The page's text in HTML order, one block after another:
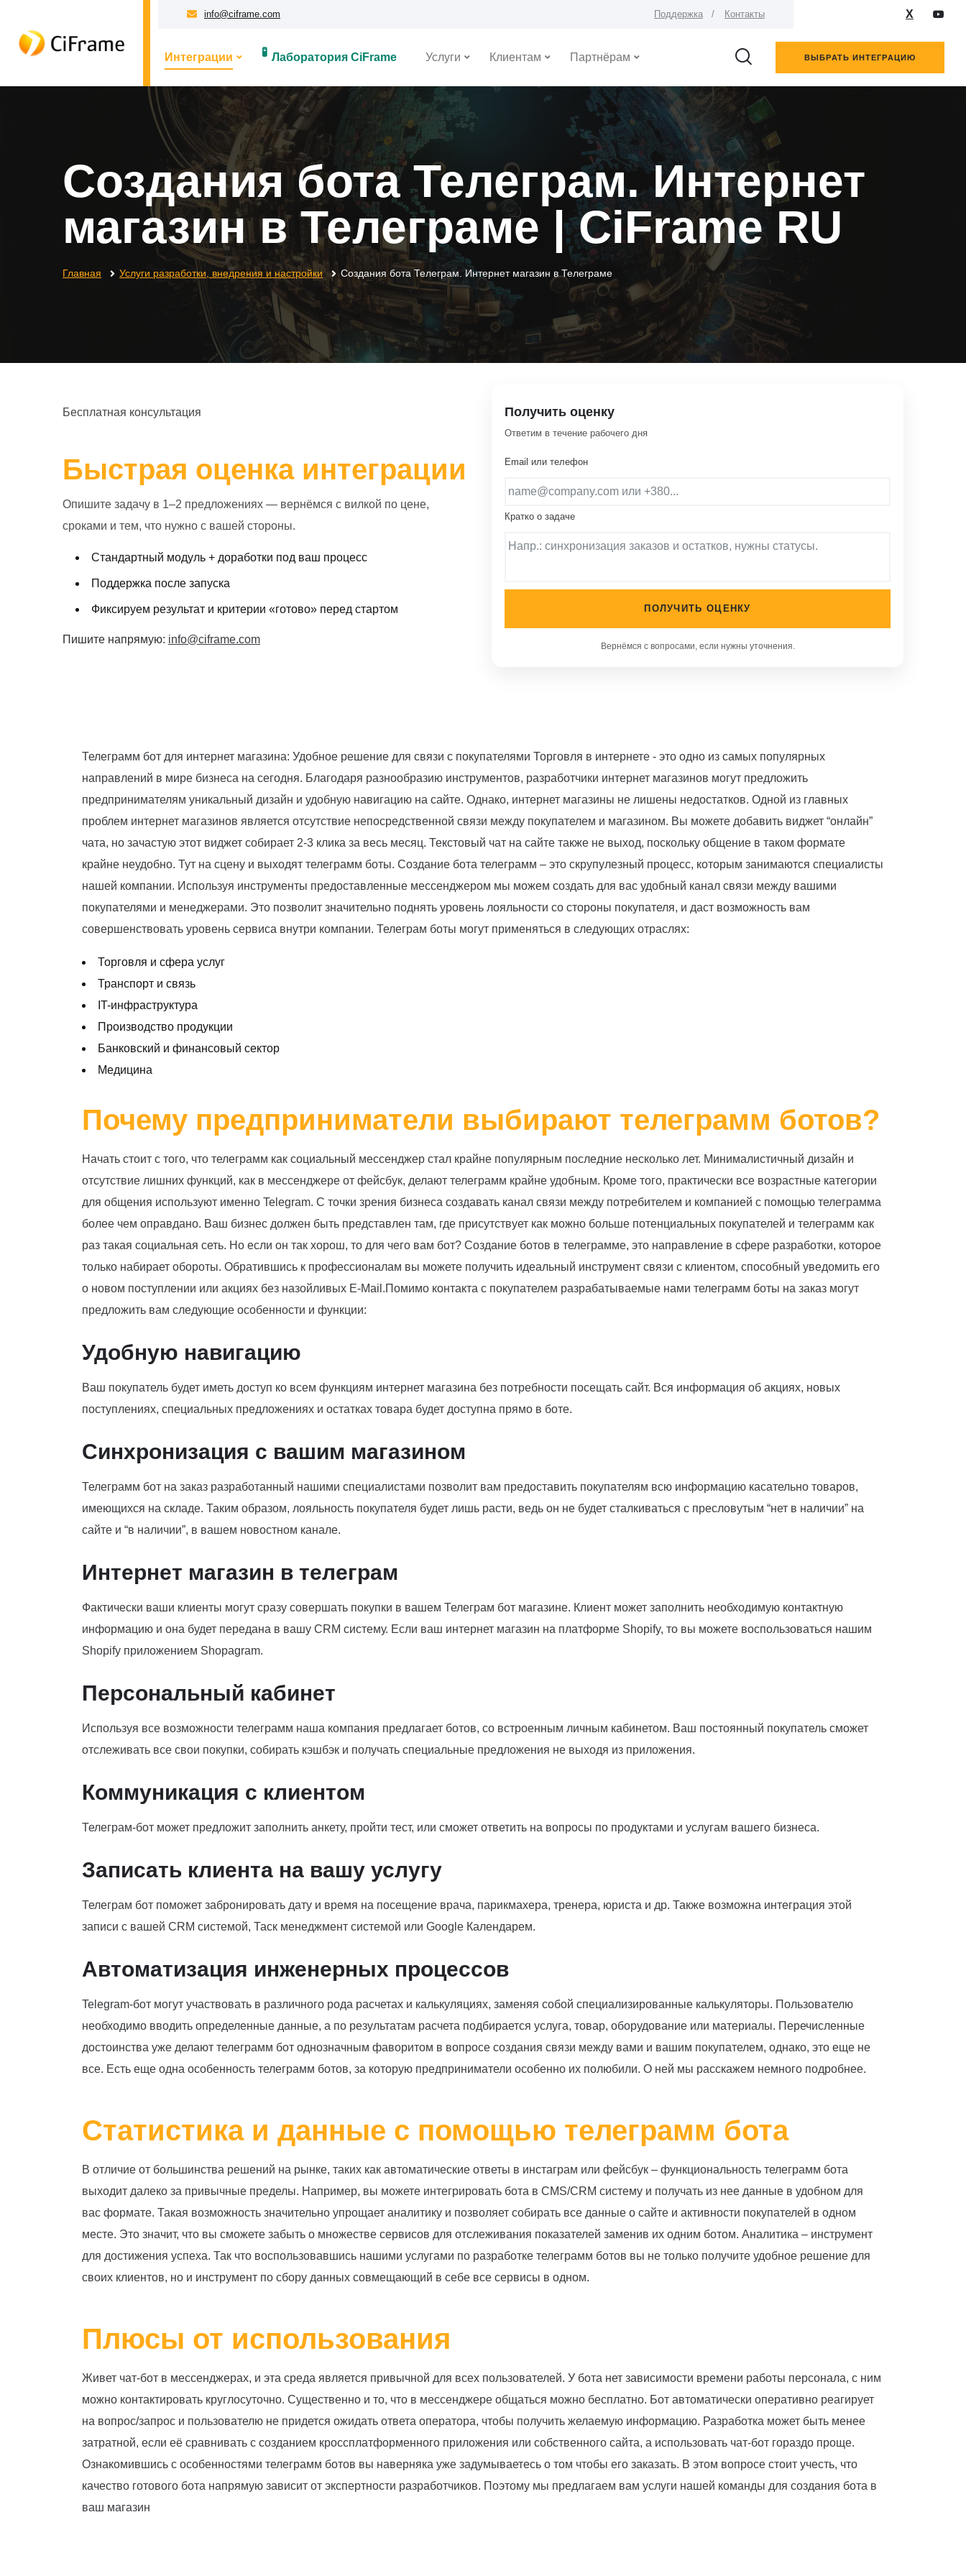
info@ciframe.com Поддержка Контакты X
Интеграции 🧪 Лаборатория CiFrame Услуги Клиентам Партнёрам ВЫБРАТЬ ИНТЕГРАЦИЮ
Создания бота Телеграм. Интернет
магазин в Телеграме | CiFrame RU
Главная Услуги разработки, внедрения и настройки Создания бота Телеграм. Интернет магазин в Телеграме
Бесплатная консультация
Быстрая оценка интеграции
Опишите задачу в 1–2 предложениях — вернёмся с вилкой по цене,
сроками и тем, что нужно с вашей стороны.
Стандартный модуль + доработки под ваш процесс
Поддержка после запуска
Фиксируем результат и критерии «готово» перед стартом
Пишите напрямую: info@ciframe.com
Получить оценку
Ответим в течение рабочего дня
Email или телефон
Кратко о задаче
ПОЛУЧИТЬ ОЦЕНКУ
Вернёмся с вопросами, если нужны уточнения.
Телеграмм бот для интернет магазина: Удобное решение для связи с покупателями Торговля в интернете - это одно из самых популярных
направлений в мире бизнеса на сегодня. Благодаря разнообразию инструментов, разработчики интернет магазинов могут предложить
предпринимателям уникальный дизайн и удобную навигацию на сайте. Однако, интернет магазины не лишены недостатков. Одной из главных
проблем интернет магазинов является отсутствие непосредственной связи между покупателем и магазином. Вы можете добавить виджет “онлайн”
чата, но зачастую этот виджет собирает 2-3 клика за весь месяц. Текстовый чат на сайте также не выход, поскольку общение в таком формате
крайне неудобно. Тут на сцену и выходят телеграмм боты. Создание бота телеграмм – это скрупулезный процесс, которым занимаются специалисты
нашей компании. Используя инструменты предоставленные мессенджером мы можем создать для вас удобный канал связи между вашими
покупателями и менеджерами. Это позволит значительно поднять уровень лояльности со стороны покупателя, и даст возможность вам
совершенствовать уровень сервиса внутри компании. Телеграм боты могут применяться в следующих отраслях:
Торговля и сфера услуг
Транспорт и связь
IT-инфраструктура
Производство продукции
Банковский и финансовый сектор
Медицина
Почему предприниматели выбирают телеграмм ботов?
Начать стоит с того, что телеграмм как социальный мессенджер стал крайне популярным последние несколько лет. Минималистичный дизайн и
отсутствие лишних функций, как в мессенджере от фейсбук, делают телеграмм крайне удобным. Кроме того, практически все возрастные категории
для общения используют именно Telegram. С точки зрения бизнеса создавать канал связи между потребителем и компанией с помощью телеграмма
более чем оправдано. Ваш бизнес должен быть представлен там, где присутствует как можно больше потенциальных покупателей и телеграмм как
раз такая социальная сеть. Но если он так хорош, то для чего вам бот? Создание ботов в телеграмме, это направление в сфере разработки, которое
только набирает обороты. Обратившись к профессионалам вы можете получить идеальный инструмент связи с клиентом, способный уведомить его
о новом поступлении или акциях без назойливых E-Mail.Помимо контакта с покупателем разрабатываемые нами телеграмм боты на заказ могут
предложить вам следующие особенности и функции:
Удобную навигацию
Ваш покупатель будет иметь доступ ко всем функциям интернет магазина без потребности посещать сайт. Вся информация об акциях, новых
поступлениях, специальных предложениях и остатках товара будет доступна прямо в боте.
Синхронизация с вашим магазином
Телеграмм бот на заказ разработанный нашими специалистами позволит вам предоставить покупателям всю информацию касательно товаров,
имеющихся на складе. Таким образом, лояльность покупателя будет лишь расти, ведь он не будет сталкиваться с пресловутым “нет в наличии” на
сайте и “в наличии”, в вашем новостном канале.
Интернет магазин в телеграм
Фактически ваши клиенты могут сразу совершать покупки в вашем Телеграм бот магазине. Клиент может заполнить необходимую контактную
информацию и она будет передана в вашу CRM систему. Если ваш интернет магазин на платформе Shopify, то вы можете воспользоваться нашим
Shopify приложением Shopagram.
Персональный кабинет
Используя все возможности телеграмм наша компания предлагает ботов, со встроенным личным кабинетом. Ваш постоянный покупатель сможет
отслеживать все свои покупки, собирать кэшбэк и получать специальные предложения не выходя из приложения.
Коммуникация с клиентом
Телеграм-бот может предложит заполнить анкету, пройти тест, или сможет ответить на вопросы по продуктами и услугам вашего бизнеса.
Записать клиента на вашу услугу
Телеграм бот поможет забронировать дату и время на посещение врача, парикмахера, тренера, юриста и др. Также возможна интеграция этой
записи с вашей CRM системой, Таск менеджмент системой или Google Календарем.
Автоматизация инженерных процессов
Telegram-бот могут участвовать в различного рода расчетах и калькуляциях, заменяя собой специализированные калькуляторы. Пользователю
необходимо вводить определенные данные, а по результатам расчета подбирается услуга, товар, оборудование или материалы. Перечисленные
достоинства уже делают телеграмм бот однозначным фаворитом в вопросе создания связи между вами и вашим покупателем, однако, это еще не
все. Есть еще одна особенность телеграмм ботов, за которую предприниматели особенно их полюбили. О ней мы расскажем немного подробнее.
Статистика и данные с помощью телеграмм бота
В отличие от большинства решений на рынке, таких как автоматические ответы в инстаграм или фейсбук – функциональность телеграмм бота
выходит далеко за привычные пределы. Например, вы можете интегрировать бота в CMS/CRM систему и получать из нее данные в удобном для
вас формате. Такая возможность значительно упрощает аналитику и позволяет собирать все данные о сайте и активности покупателей в одном
месте. Это значит, что вы сможете забыть о множестве сервисов для отслеживания показателей заменив их одним ботом. Аналитика – инструмент
для достижения успеха. Так что воспользовавшись нашими услугами по разработке телеграмм ботов вы не только получите удобное решение для
своих клиентов, но и инструмент по сбору данных совмещающий в себе все сервисы в одном.
Плюсы от использования
Живет чат-бот в мессенджерах, и эта среда является привычной для всех пользователей. У бота нет зависимости времени работы персонала, с ним
можно контактировать круглосуточно. Существенно и то, что в мессенджере общаться можно бесплатно. Бот автоматически оперативно реагирует
на вопрос/запрос и пользователю не придется ожидать ответа оператора, чтобы получить желаемую информацию. Разработка может быть менее
затратной, если её сравнивать с созданием кроссплатформенного приложения или собственного сайта, а использовать чат-бот гораздо проще.
Ознакомившись с особенностями телеграмм ботов вы наверняка уже задумываетесь о том чтобы его заказать. В этом вопросе стоит учесть, что
качество готового бота напрямую зависит от экспертности разработчиков. Поэтому мы предлагаем вам услуги нашей команды для создания бота в
ваш магазин